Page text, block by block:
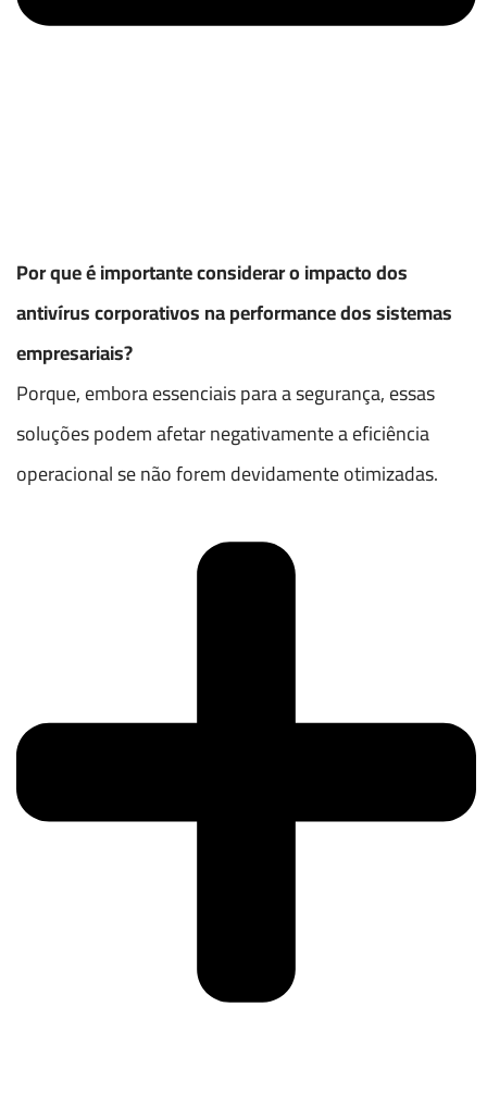
Por que é importante considerar o impacto dos
antivírus corporativos na performance dos sistemas
empresariais?
Porque, embora essenciais para a segurança, essas
soluções podem afetar negativamente a eficiência
operacional se não forem devidamente otimizadas.